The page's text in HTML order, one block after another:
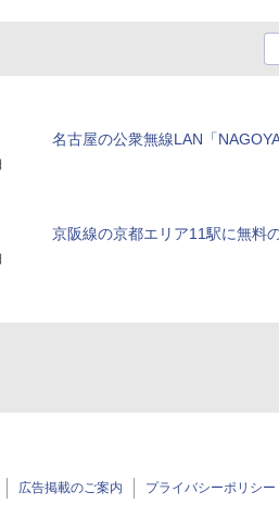
名古屋の公衆無線LAN「
京阪線の京都エリア11駅に無料
広告掲載のご案内 プライバシーポリシー